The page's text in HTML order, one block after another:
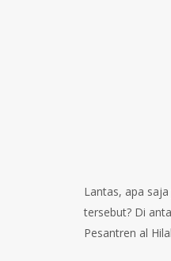
Lantas, apa
tersebut? Di
Pesantren al